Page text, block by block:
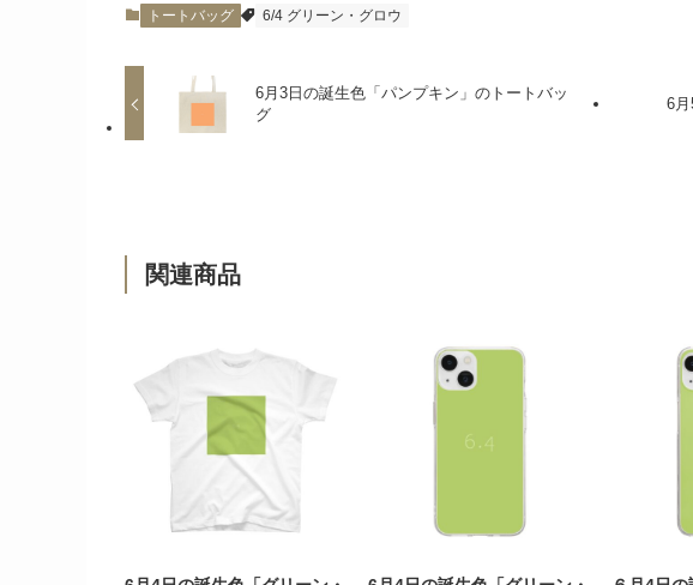
トートバッグ 6/4 グリーン・グロウ
6月3日の誕生色「パンプキン」のトートバッ
グ
6
関連商品